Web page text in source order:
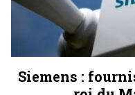
Siemens :